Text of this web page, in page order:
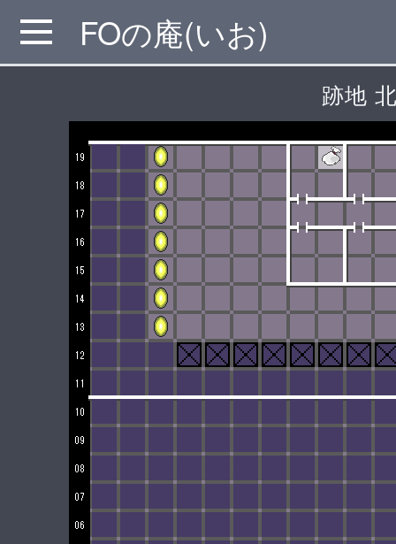
MENU FOの庵(いお)
跡地